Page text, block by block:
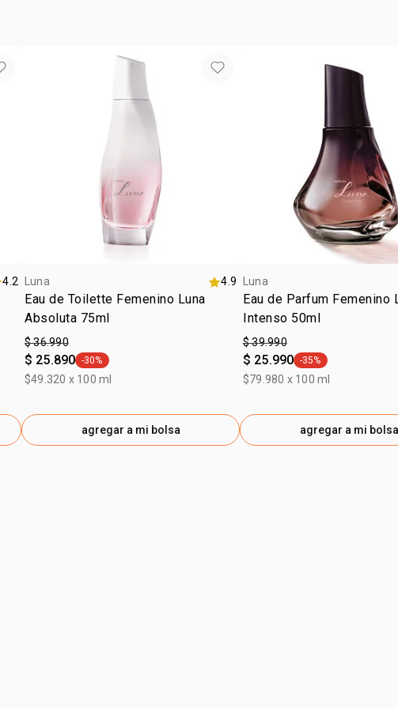
4.2 Luna 4.9
Eau de Toilette Femenino Luna
Absoluta 75ml
$ 36.990
$ 25.890 general.tag -30%
-30%
$49.320 x 100 ml
agregar a mi bolsa
Luna
Eau de Parfum Femenino
Intenso 50ml
$ 39.990
$ 25.990 general.tag -35%
-35%
$79.980 x 100 ml
agregar a mi bolsa